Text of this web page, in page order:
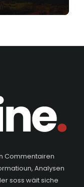
Commentairen
Analysen
soss wäit siche